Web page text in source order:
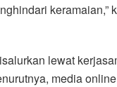
keramaian,”
lewat
media